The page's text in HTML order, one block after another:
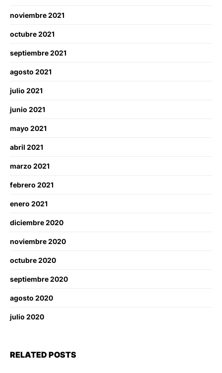
noviembre 2021
octubre 2021
septiembre 2021
agosto 2021
julio 2021
junio 2021
mayo 2021
abril 2021
marzo 2021
febrero 2021
enero 2021
diciembre 2020
noviembre 2020
octubre 2020
septiembre 2020
agosto 2020
julio 2020
RELATED POSTS